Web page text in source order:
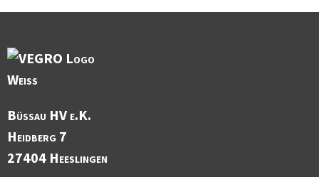
Büssau HV e.K.
Heidberg 7
27404 Heeslingen